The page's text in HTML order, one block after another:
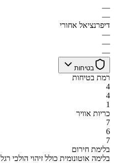
—
—
דיפרנציאל אחורי
—
—
—
בטיחות
רמת בטיחות
4
4
1
כריות אוויר
7
6
7
בלימת חירום
AEB בלימה אוטונומית כולל זיהוי הולכי רגל